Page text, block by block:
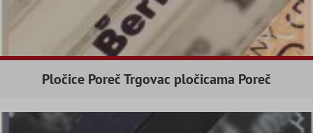
Pločice Poreč Trgovac pločicama Poreč